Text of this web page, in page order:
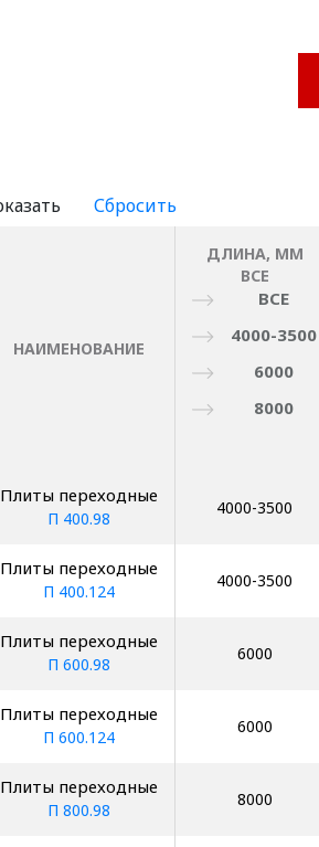
НАИМЕНОВАНИЕ
ДЛИНА, ММ
ВСЕ
ВСЕ
4000-3500
6000
8000
Плиты переходные
П 400.98
4000-3500
Плиты переходные
П 400.124
4000-3500
Плиты переходные
П 600.98
6000
Плиты переходные
П 600.124
6000
Плиты переходные
П 800.98
8000